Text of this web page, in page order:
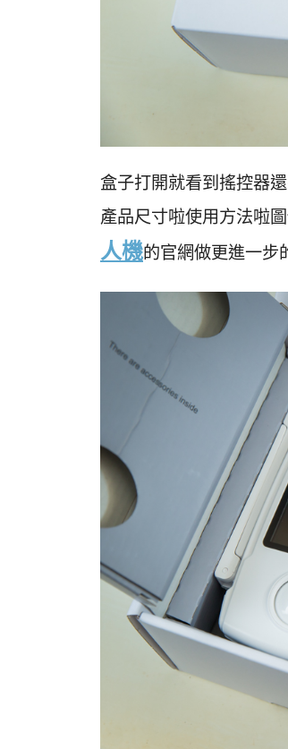
盒子打開就看到搖控器
產品尺寸啦使用方法啦
人機的官網做更進一步